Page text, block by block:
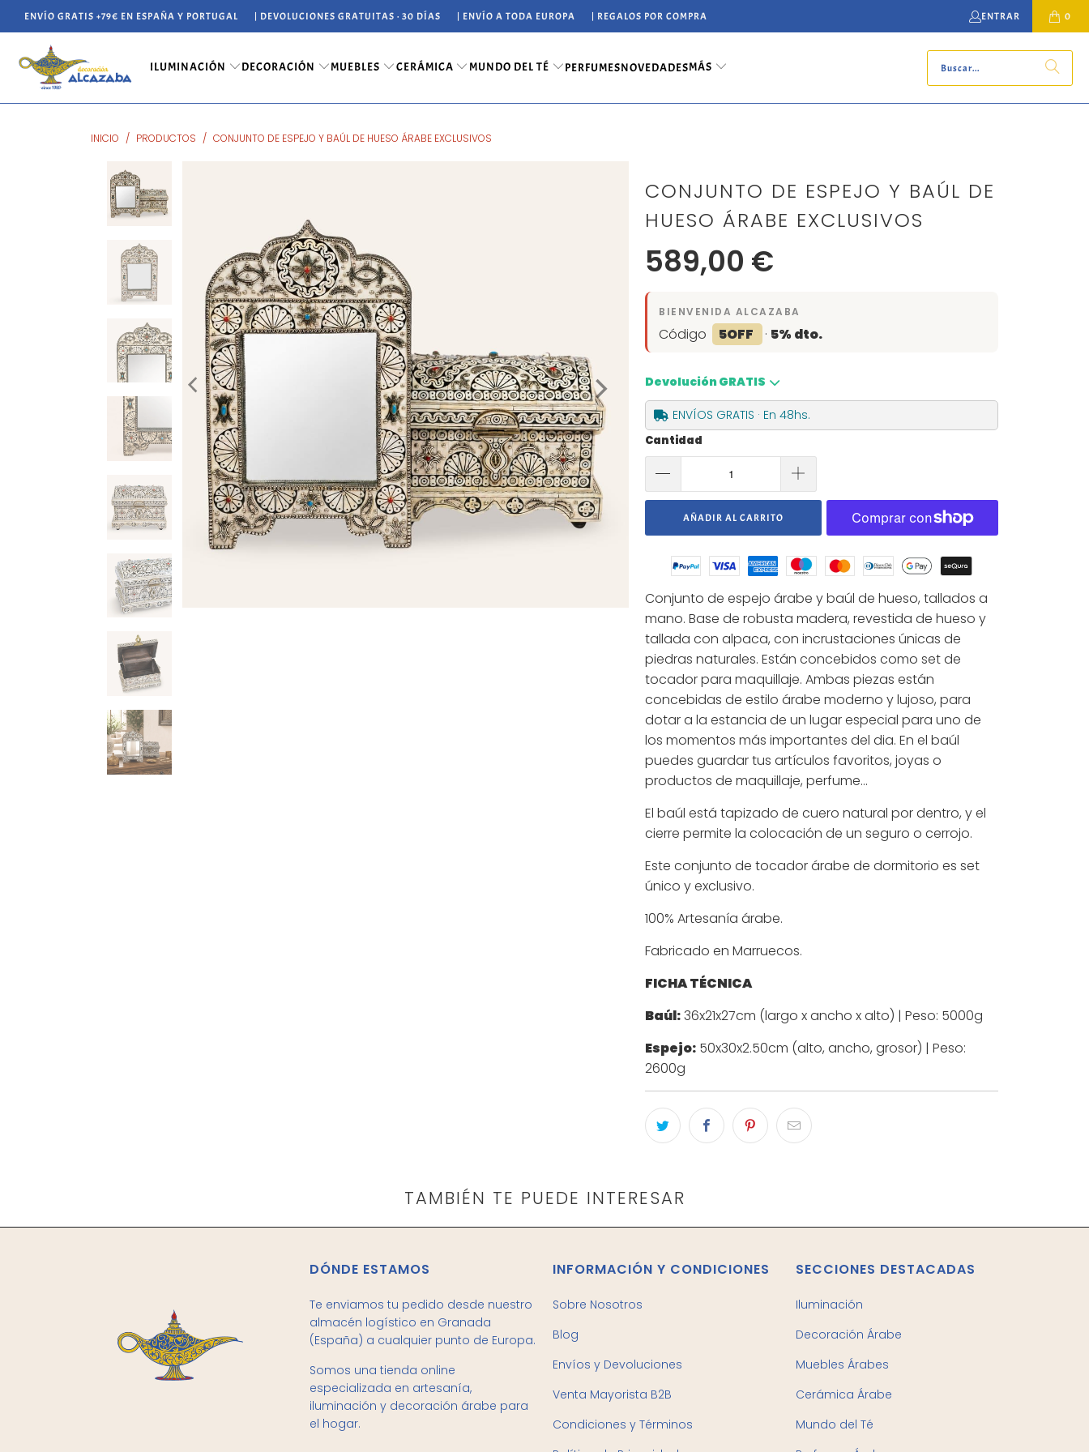
ENVÍO GRATIS +79€ EN ESPAÑA Y PORTUGAL | DEVOLUCIONES GRATUITAS · 30 DÍAS | ENVÍO A TODA EUROPA | REGALOS POR COMPRA ENTRAR 0
ILUMINACIÓN DECORACIÓN MUEBLES CERÁMICA MUNDO DEL TÉ PERFUMESNOVEDADESMÁS
INICIO / PRODUCTOS / CONJUNTO DE ESPEJO Y BAÚL DE HUESO ÁRABE EXCLUSIVOS
CONJUNTO DE ESPEJO Y BAÚL DE
HUESO ÁRABE EXCLUSIVOS
589,00 €
BIENVENIDA ALCAZABA
Código 5OFF · 5% dto.
Devolución GRATIS
ENVÍOS GRATIS · En 48hs.
Cantidad
AÑADIR AL CARRITO
Conjunto de espejo árabe y baúl de hueso, tallados a
mano. Base de robusta madera, revestida de hueso y
tallada con alpaca, con incrustaciones únicas de
piedras naturales. Están concebidos como set de
tocador para maquillaje. Ambas piezas están
concebidas de estilo árabe moderno y lujoso, para
dotar a la estancia de un lugar especial para uno de
los momentos más importantes del dia. En el baúl
puedes guardar tus artículos favoritos, joyas o
productos de maquillaje, perfume...
El baúl está tapizado de cuero natural por dentro, y el
cierre permite la colocación de un seguro o cerrojo.
Este conjunto de tocador árabe de dormitorio es set
único y exclusivo.
100% Artesanía árabe.
Fabricado en Marruecos.
FICHA TÉCNICA
Baúl:36x21x27cm (largo x ancho x alto) | Peso: 5000g
Espejo: 50x30x2.50cm (alto, ancho, grosor) | Peso:
2600g
TAMBIÉN TE PUEDE INTERESAR
DÓNDE ESTAMOS
Te enviamos tu pedido desde nuestro
almacén logístico en Granada
(España) a cualquier punto de Europa.
Somos una tienda online
especializada en artesanía,
iluminación y decoración árabe para
el hogar.
INFORMACIÓN Y CONDICIONES
Sobre Nosotros
Blog
Envíos y Devoluciones
Venta Mayorista B2B
Condiciones y Términos
SECCIONES DESTACADAS
Iluminación
Decoración Árabe
Muebles Árabes
Cerámica Árabe
Mundo del Té